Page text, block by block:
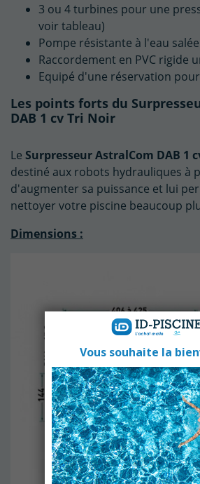
3 ou 4 turbines pour une
voir tableau)
Pompe résistante à l'eau salée
Raccordement en PVC rigide
Equipé d'une réservation
Les points forts du
DAB 1 cv Tri Noir
Le Surpresseur AstralCom DAB 1
destiné aux robots hydrauliques à
d'augmenter sa puissance et lui
nettoyer votre piscine beaucoup
Dimensions :